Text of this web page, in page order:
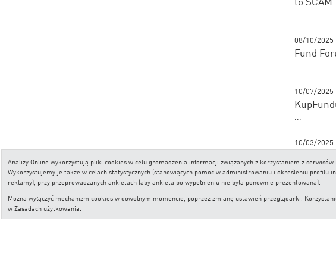
...
08/10/2025
Fund
...
10/07/2025
...
10/03/2025
...
Analizy Online wykorzystują pliki cookies w celu gromadzenia informacji związanych z korzystaniem z
Wykorzystujemy je także w celach statystycznych (stanowiących pomoc w administrowaniu i określeniu
reklamy), przy przeprowadzanych ankietach (aby ankieta po wypełnieniu nie była ponownie prezentowana).
Można wyłączyć mechanizm cookies w dowolnym momencie, poprzez zmianę ustawień przeglądarki.
wZasadach użytkowania